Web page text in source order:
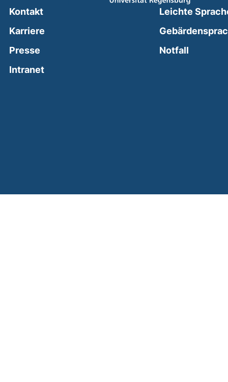
Kontakt
Karriere
Presse
Intranet(external link, opens in a new window)
Leichte
Notfall